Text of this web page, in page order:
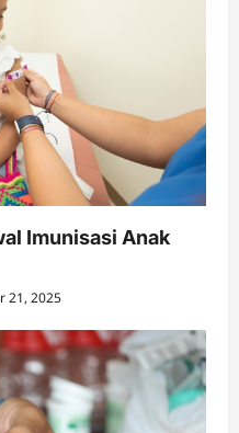
Imunisasi Anak
21, 2025